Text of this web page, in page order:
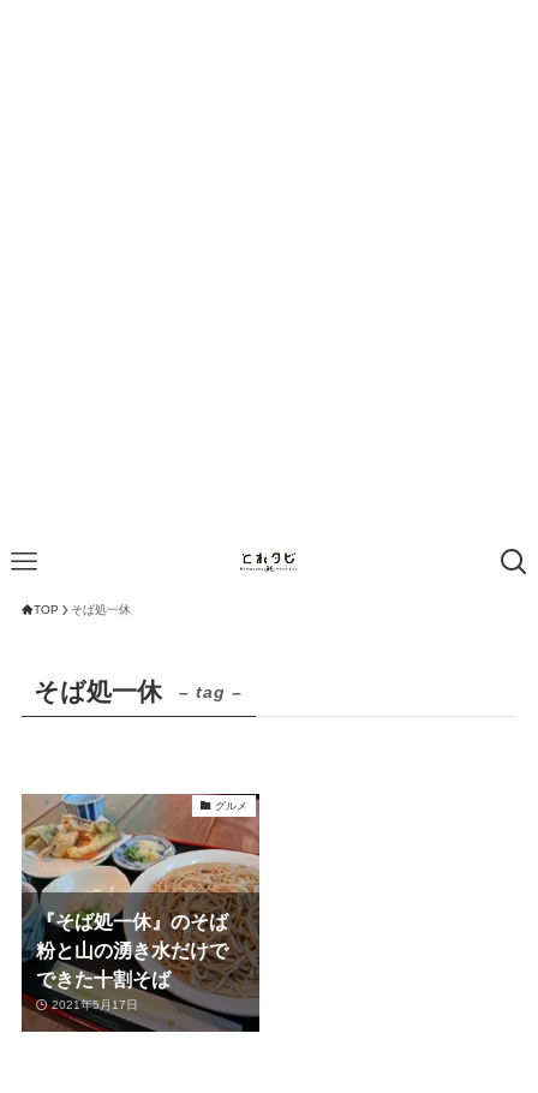
TOP そば処一休
そば処一休 – tag –
グルメ
『そば処一休』のそば
粉と山の湧き水だけで
できた十割そば
2021年5月17日